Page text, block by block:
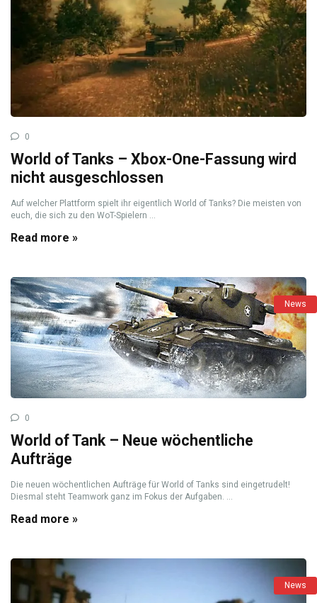
0
World of Tanks – Xbox-One-Fassung wird
nicht ausgeschlossen
Auf welcher Plattform spielt ihr eigentlich World of Tanks? Die meisten von
euch, die sich zu den WoT-Spielern ...
Read more »
News
0
World of Tank – Neue wöchentliche
Aufträge
Die neuen wöchentlichen Aufträge für World of Tanks sind eingetrudelt!
Diesmal steht Teamwork ganz im Fokus der Aufgaben. ...
Read more »
News